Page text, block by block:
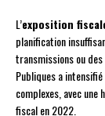
L’exposition
planification
transmissions ou
Publiques a
complexes, avec
fiscal en 2022.